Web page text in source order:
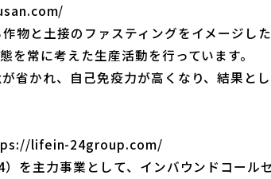
物と土接のファスティングをイメージし
を常に考えた生産活動を行っています。
省かれ、自己免疫力が高くなり、結果と
lifein-24group.com/
を主力事業として、インバウンドコール